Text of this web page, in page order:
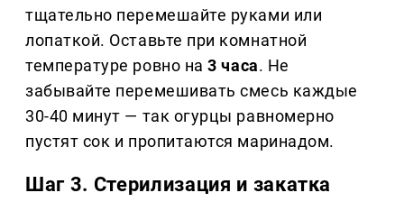
тщательно перемешайте руками или
лопаткой. Оставьте при комнатной
температуре ровно на3 часа. Не
забывайте перемешивать смесь каждые
30-40 минут — так огурцы равномерно
пустят сок и пропитаются маринадом.
Шаг 3. Стерилизация и закатка